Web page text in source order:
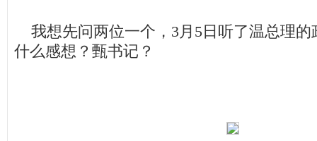
我想先问两位一个，3月5日听了温总理的
什么感想？甄书记？